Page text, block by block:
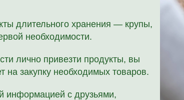
длительного хранения — крупы,
необходимости.
лично привезти продукты, вы
закупку необходимых товаров.
информацией с друзьями,